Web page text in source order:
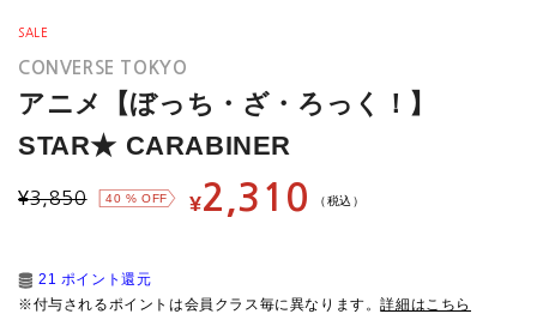
SALE
CONVERSE TOKYO
アニメ【ぼっち・ざ・ろっく！】
STAR★ CARABINER
¥3,850 40% OFF ¥2,310 （税込）
21 ポイント還元
※付与されるポイントは会員クラス毎に異なります。詳細はこちら